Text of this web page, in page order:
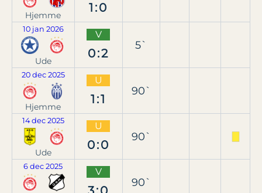
Hjemme
1:0
10 jan 2026
Ude
V
0:2
5`
20 dec 2025
Hjemme
U
1:1
90`
14 dec 2025
Ude
U
0:0
90`
6 dec 2025 V
90`